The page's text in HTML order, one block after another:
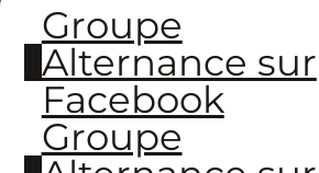
Groupe
Alternance sur
Facebook
Groupe